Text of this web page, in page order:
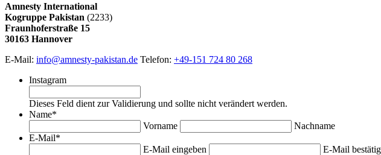
Amnesty International
Kogruppe Pakistan (2233)
Fraunhoferstraße 15
30163 Hannover
E-Mail: info@amnesty-pakistan.de Telefon: +49-151 724 80 268
Instagram
Dieses Feld dient zur Validierung und sollte nicht verändert werden.
Name*
Vorname
Nachname
E-Mail*
E-Mail eingeben
E-Mail